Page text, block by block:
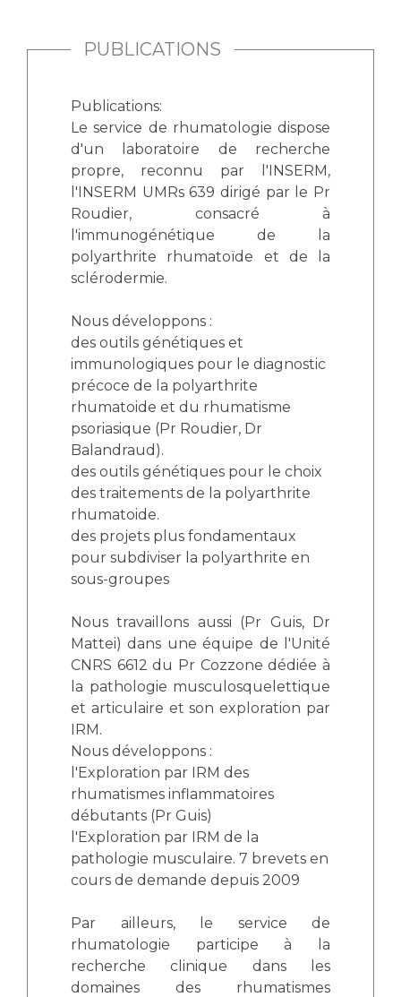
PUBLICATIONS
Publications:
Le service de rhumatologie dispose
d'un laboratoire de recherche
propre, reconnu par l'INSERM,
l'INSERM UMRs 639 dirigé par le Pr
Roudier, consacré à
l'immunogénétique de la
polyarthrite rhumatoïde et de la
sclérodermie.
Nous développons :
des outils génétiques et
immunologiques pour le diagnostic
précoce de la polyarthrite
rhumatoide et du rhumatisme
psoriasique (Pr Roudier, Dr
Balandraud).
des outils génétiques pour le choix
des traitements de la polyarthrite
rhumatoide.
des projets plus fondamentaux
pour subdiviser la polyarthrite en
sous-groupes
Nous travaillons aussi (Pr Guis, Dr
Mattei) dans une équipe de l'Unité
CNRS 6612 du Pr Cozzone dédiée à
la pathologie musculosquelettique
et articulaire et son exploration par
IRM.
Nous développons :
l'Exploration par IRM des
rhumatismes inflammatoires
débutants (Pr Guis)
l'Exploration par IRM de la
pathologie musculaire. 7 brevets en
cours de demande depuis 2009
Par ailleurs, le service de
rhumatologie participe à la
recherche clinique dans les
domaines des rhumatismes